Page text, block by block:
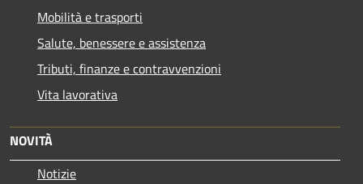
Mobilità e trasporti
Salute, benessere e assistenza
Tributi, finanze e contravvenzioni
Vita lavorativa
NOVITÀ
Notizie